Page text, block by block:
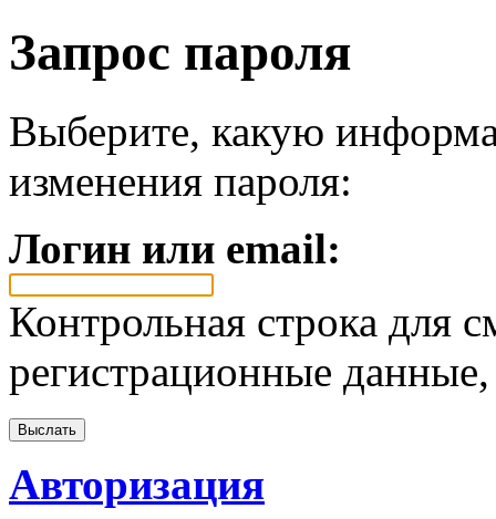
Запрос пароля
Выберите, какую
изменения пароля:
Логин или email:
Контрольная строка для
регистрационные
Авторизация